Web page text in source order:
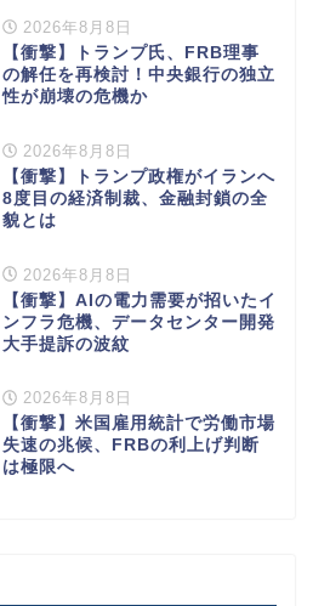
2026年8月8日
【衝撃】トランプ氏、FRB理事
の解任を再検討！中央銀行の独立
性が崩壊の危機か
2026年8月8日
【衝撃】トランプ政権がイランへ
8度目の経済制裁、金融封鎖の全
貌とは
2026年8月8日
【衝撃】AIの電力需要が招いたイ
ンフラ危機、データセンター開発
大手提訴の波紋
2026年8月8日
【衝撃】米国雇用統計で労働市場
失速の兆候、FRBの利上げ判断
は極限へ